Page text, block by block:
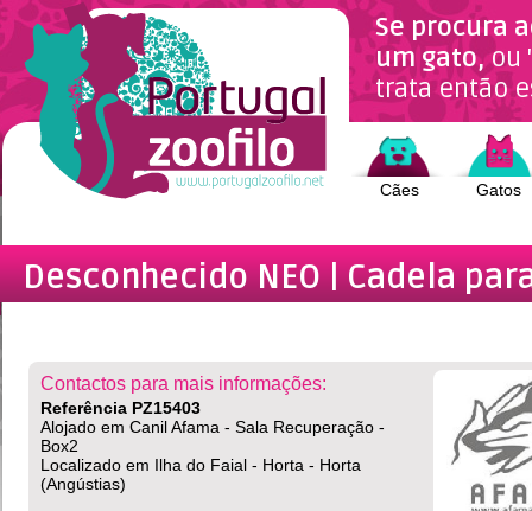
Se procura
um gato,ou
trata então
Cães Gatos
Desconhecido NEO | Cadela
Contactos para mais informações:
Referência PZ15403
Alojado em Canil Afama - Sala Recuperação -
Box2
Localizado em Ilha do Faial - Horta - Horta
(Angústias)